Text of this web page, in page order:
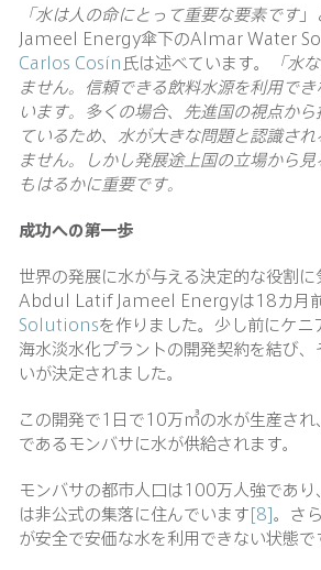
「水は人の命にとって重要な要素です
Jameel Energy傘下のAlmar Water
Carlos Cosín 氏は述べています。
「水
ません。信頼できる飲料水源を利用で
います。多くの場合、先進国の視点か
ているため、水が大きな問題と認識さ
ません。しかし発展途上国の立場から
もはるかに重要です。
成功への第一歩
世界の発展に水が与える決定的な役割に
Abdul Latif Jameel Energyは18カ月
Solutionsを作りました。少し前にケニ
海水淡水化プラントの開発契約を結び
いが決定されました。
この開発で1日で10万㎥の水が生産さ
であるモンバサに水が供給されます。
モンバサの都市人口は100万人強であ
は非公式の集落に住んでいます[8]。さ
が安全で安価な水を利用できない状態で